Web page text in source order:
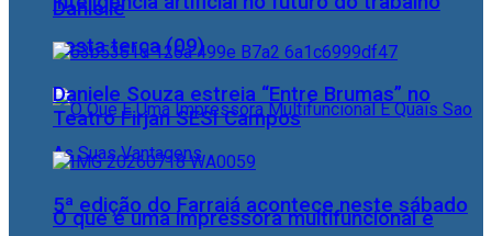
nesta terça (09)
O que é uma impressora multifuncional e
Danielle
Daniele Souza estreia “Entre Brumas” no
Teatro Firjan SESI Campos
5ª edição do Farraiá acontece neste sábado